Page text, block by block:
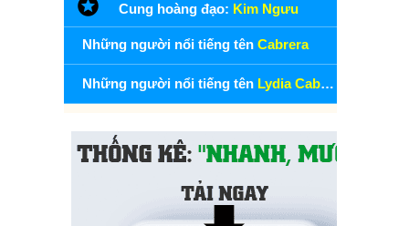
Cung hoàng đạo: Kim Ngưu
Những người nổi tiếng tên Cabrera
Những người nổi tiếng tên Lydia Cabrera